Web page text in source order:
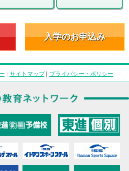
入学のお申込み
| サイトマップ| プライバシー・ポリシー